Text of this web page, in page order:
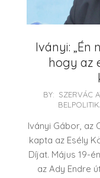
Iványi: „Én
hogy az
2023-
22
BY: SZERVÁC
Iványi Gábor, az
kapta az Esély
Díjat. Május 19-
az Ady Endre